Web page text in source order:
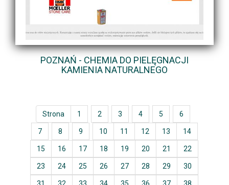
POZNAŃ - CHEMIA DO PIELĘGNACJI
KAMIENIA NATURALNEGO
Strona 1 2 3 4 5 6
7 8 9 10 11 12 13 14
15 16 17 18 19 20 21 22
23 24 25 26 27 28 29 30